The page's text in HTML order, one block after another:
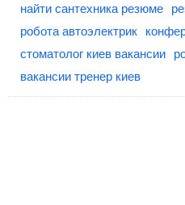
найти сантехника резюме
робота автоэлектрик
стоматолог киев вакансии
вакансии тренер киев